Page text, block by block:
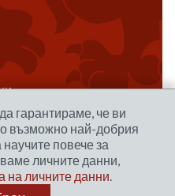
на сайта
гарантираме, че ви
възможно най-добрия
повече за
личните данни,
на личните данни.